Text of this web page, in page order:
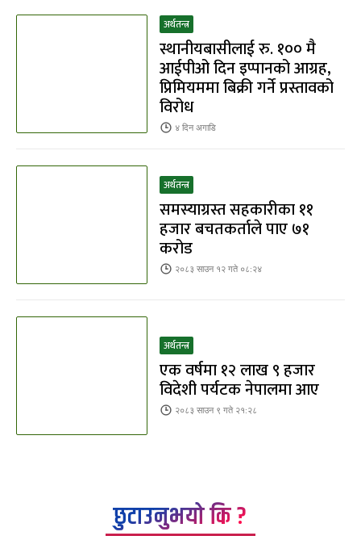
अर्थतन्त्र
स्थानीयबासीलाई रु. १०० मै
आईपीओ दिन इप्पानको आग्रह,
प्रिमियममा बिक्री गर्ने प्रस्तावको
विरोध
४ दिनअगाडि
अर्थतन्त्र
समस्याग्रस्त सहकारीका ११
हजार बचतकर्ताले पाए ७१
करोड
२०८३ साउन १२ गते ०८:२४
अर्थतन्त्र
एक वर्षमा १२ लाख ९ हजार
विदेशी पर्यटक नेपालमा आए
२०८३ साउन ९ गते २१:२८
छुटाउनुभयो कि ?